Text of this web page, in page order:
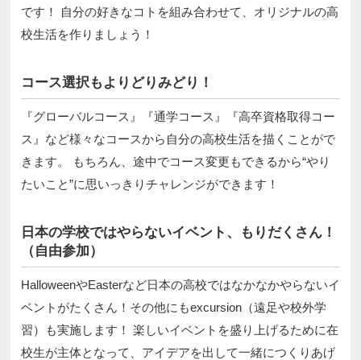
です！ 自分の好きなコトを組み合わせて、オリジナルの高
校生活を作りましょう！
コース選択もよりどりみどり！
『グローバルコース』『通学コース』『高卒資格取得コー
ス』など様々なコースから自分の高校生活を描くことがで
きます。 もちろん、途中でコース変更もできるから“やり
たいこと”に思いっきりチャレンジができます！
日本の学校ではやらないイベント、もりだくさん！
（自由参加）
HalloweenやEasterなど日本の高校ではなかなかやらないイ
ベントがたくさん！その他にもexcursion（遠足や校外学
習）も実施します！ 楽しいイベントを盛り上げるために在
校生が主体となって、アイデアを出して一緒につくりあげ